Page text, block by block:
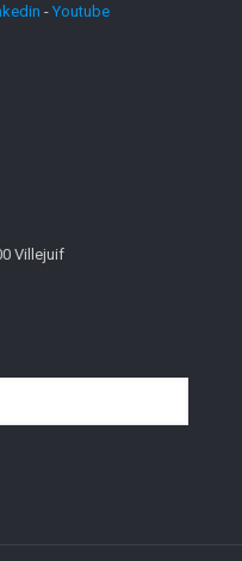
- Youtube
Villejuif